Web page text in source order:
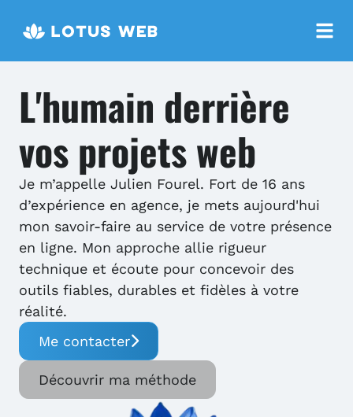
L'humain derrière
vos projets web
Je m’appelle Julien Fourel. Fort de 16 ans
d’expérience en agence, je mets aujourd'hui
mon savoir-faire au service de votre présence
en ligne. Mon approche allie rigueur
technique et écoute pour concevoir des
outils fiables, durables et fidèles à votre
réalité.
Me contacter
Découvrir ma méthode